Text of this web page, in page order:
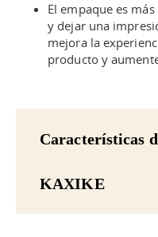
El empaque es
y dejar una
mejora la
producto y
Características
KAXIKE